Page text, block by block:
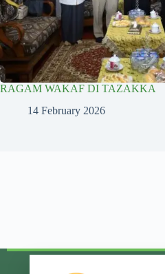
RAGAM WAKAF DI TAZAKKA
14 February 2026